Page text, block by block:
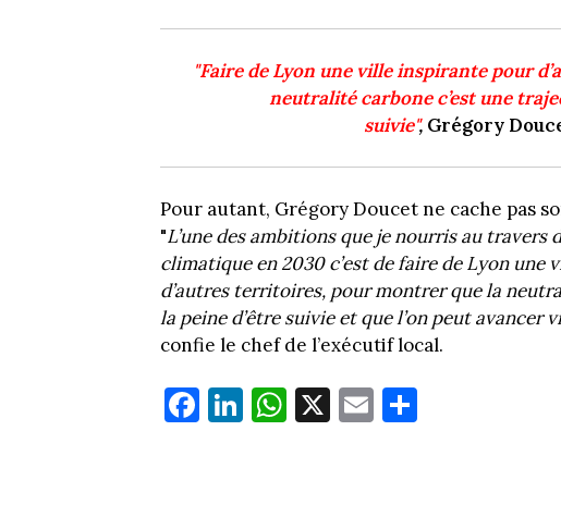
"Faire de Lyon une ville inspirante pour
neutralité carbone c’est une
suivie", Grégory
Pour autant, Grégory Doucet ne cache pas
"L’une des ambitions que je nourris au
climatique en 2030 c’est de faire de Lyon une
d’autres territoires, pour montrer que la
la peine d’être suivie et que l’on peut
confie le chef de l’exécutif local.
Fa
ce
Li
nk
W
ha
X E
m